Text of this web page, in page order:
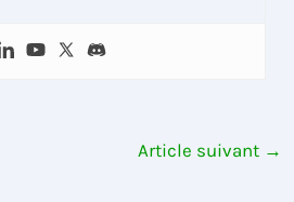
Article suivant →